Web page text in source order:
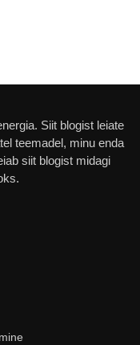
Siit blogist leiate
teemadel, minu enda
siit blogist midagi